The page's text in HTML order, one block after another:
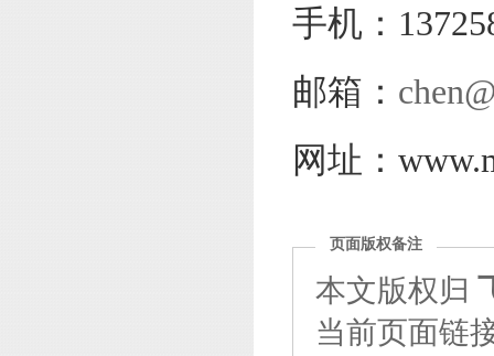
手机：
邮箱：
网址：
页面版权备注
本文版权归
当前页面链